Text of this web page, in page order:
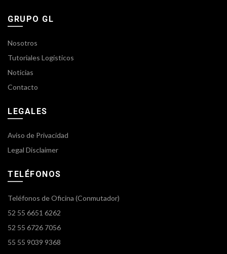
GRUPO GL
Nosotros
Tutoriales Logísticos
Noticias
Contacto
LEGALES
Aviso de Privacidad
Legal Disclaimer
TELÉFONOS
Teléfonos de Oficina (Conmutador)
52 55 6651 6262
52 55 6726 7056
55 55 9039 9368